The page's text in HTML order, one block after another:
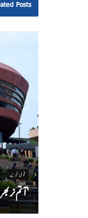
Posts
قومی خبریں
‘ آتم